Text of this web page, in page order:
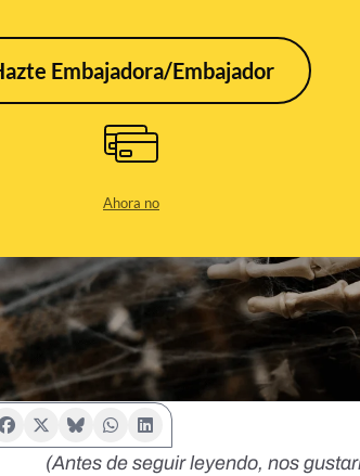
Embajadora/Embajador
Ahora no
(Antes de seguir leyendo, nos